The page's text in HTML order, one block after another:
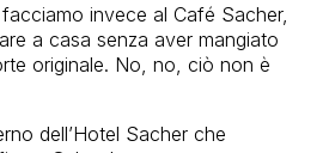
invece al Café Sacher,
a casa senza aver mangiato
originale. No, no, ciò non è
dell’Hotel Sacher che